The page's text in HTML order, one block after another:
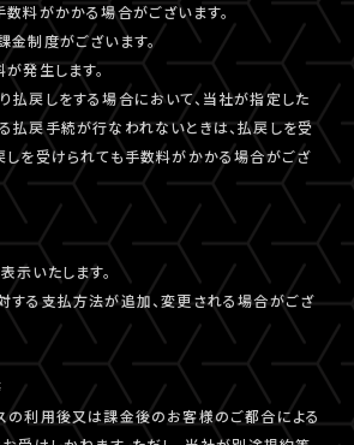
料がかかる場合がございます。
金制度がございます。
発生します。
払戻しをする場合において、当社が指定した
払戻手続が行なわれないときは、払戻しを受
しを受けられても手数料がかかる場合がござ
示いたします。
する支払方法が追加、変更される場合がござ
の利用後又は課金後のお客様のご都合による